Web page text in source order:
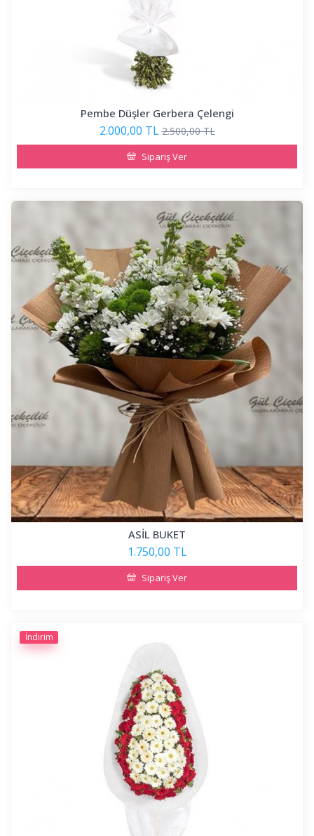
Pembe Düşler Gerbera Çelengi
2.000,00 TL 2.500,00 TL
Sipariş Ver
ASİL BUKET
1.750,00 TL
Sipariş Ver
İndirim